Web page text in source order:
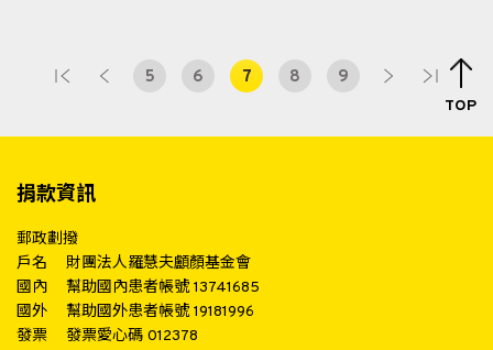
5 6 7 8 9
捐款資訊
郵政劃撥
戶名
財團法人羅慧夫顱顏基金會
國內
幫助國內患者帳號 13741685
國外
幫助國外患者帳號 19181996
發票
發票愛心碼 012378
TOP